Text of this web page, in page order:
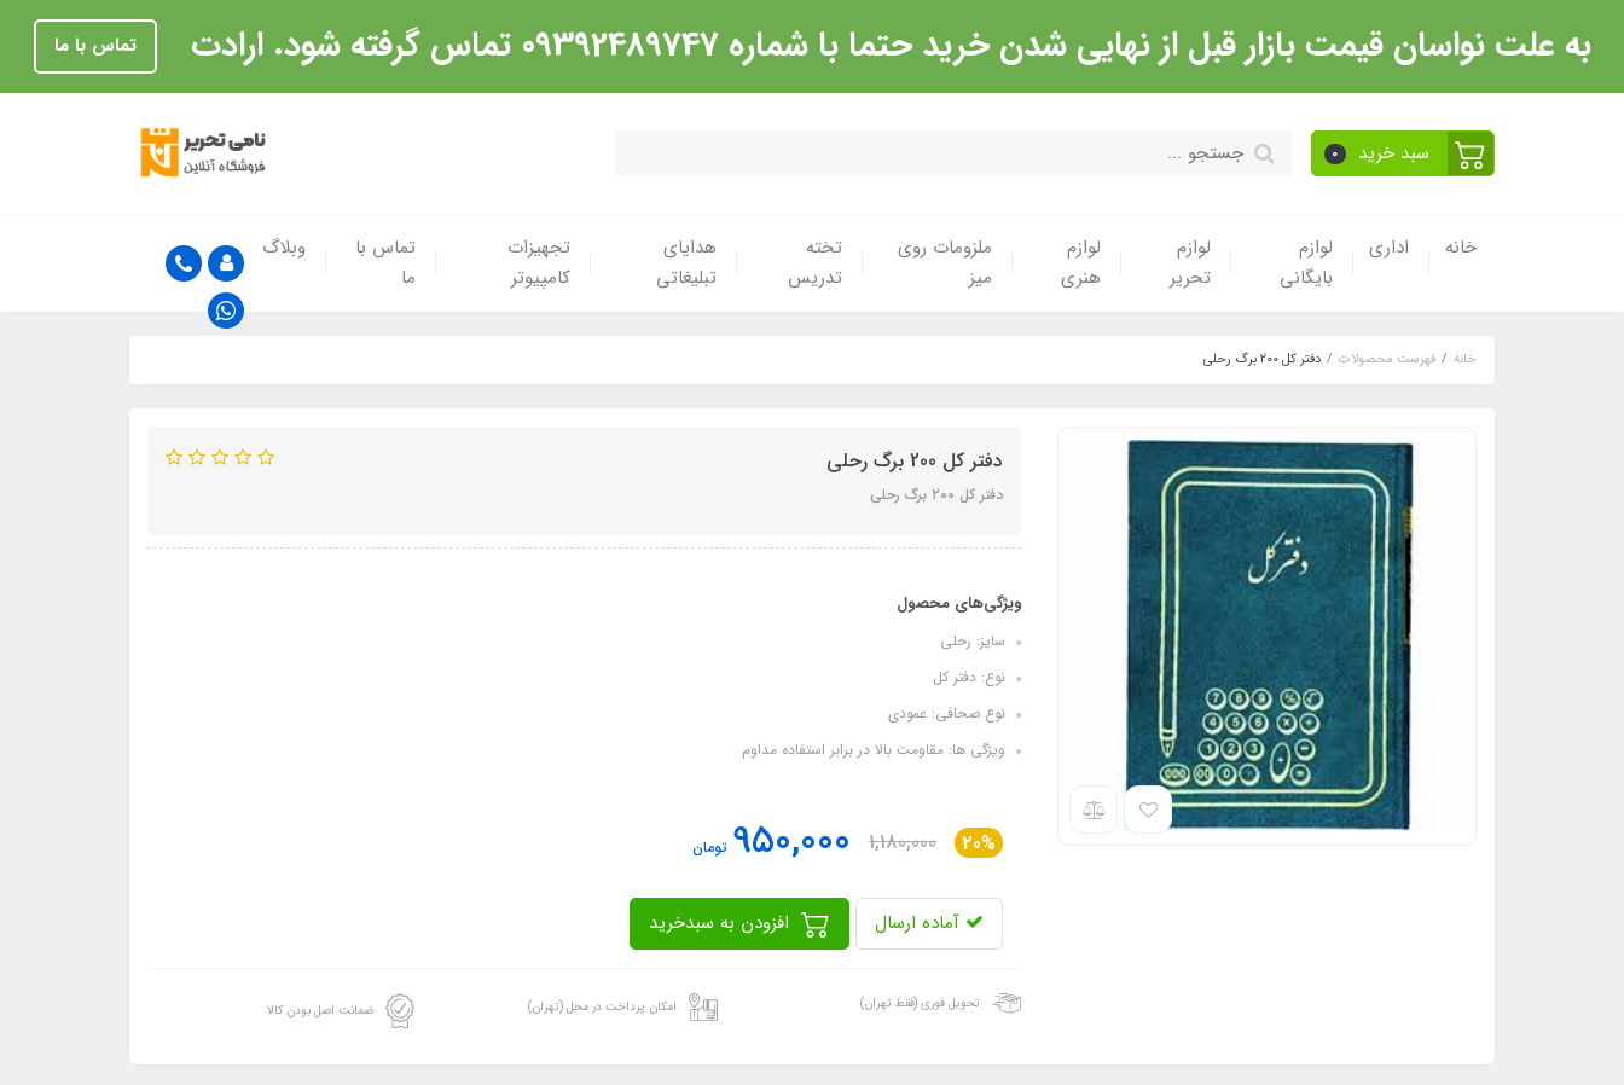
به علت نواسان قیمت بازار قبل از نهایی شدن خرید حتما با شماره 09392489747 تماس گرفته شود. ارادت تماس با ما
سبد خرید 0
خانه اداری
لوازم
بایگانی
لوازم
تحریر
لوازم
هنری
ملزومات روی
میز
تخته
تدریس
هدایای
تبلیغاتی
تجهیزات
کامپیوتر
تماس با
ما
وبلاگ
خانه فهرست محصولات دفتر کل 200 برگ رحلی
دفتر کل 200 برگ رحلی
دفتر کل 200 برگ رحلی
ویژگی‌های محصول
سایز: رحلی
نوع: دفتر کل
نوع صحافی: عمودی
ویژگی ها: مقاومت بالا در برابر استفاده مداوم
20%
1,180,000
950,000 تومان
آماده ارسال
تحویل فوری (فقط تهران) امکان پرداخت در محل (تهران) ضمانت اصل بودن کالا